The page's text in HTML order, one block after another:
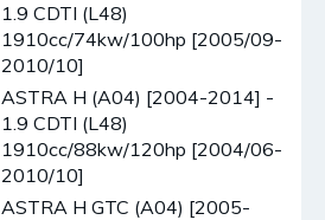
1.9 CDTI (L48)
1910cc/74kw/100hp [2005/09-
2010/10]
ASTRA H (A04) [2004-2014] -
1.9 CDTI (L48)
1910cc/88kw/120hp [2004/06-
2010/10]
ASTRA H GTC (A04) [2005-